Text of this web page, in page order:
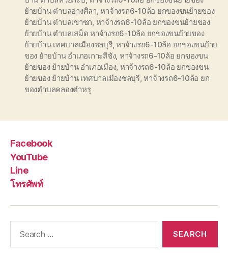
ย้ายบ้าน ตำบลอ่างศิลา ,หาจ้างรถ6-10ล้อ ยกของขนย้ายของ
ย้ายบ้าน ตำบลเขาซก หาจ้างรถ6-10ล้อ ยกของขนย้ายของ
ย้ายบ้าน ตำบลเสม็ด หาจ้างรถ6-10ล้อ ยกของขนย้ายของ
ย้ายบ้าน เทศบาลเมืองชลบุรี,หาจ้างรถ6-10ล้อ ยกของขนย้าย
ของ ย้ายบ้าน อำเภอเกาะสีชัง, หาจ้างรถ6-10ล้อ ยกของขน
ย้ายของ ย้ายบ้าน อำเภอเมือง, หาจ้างรถ6-10ล้อ ยกของขน
ย้ายของ ย้ายบ้าน เทศบาลเมืองชลบุรี,หาจ้างรถ6-10ล้อ ยก
ของตำบลคลองตำหรุ
Facebook
YouTube
Line
โทรศัพท์